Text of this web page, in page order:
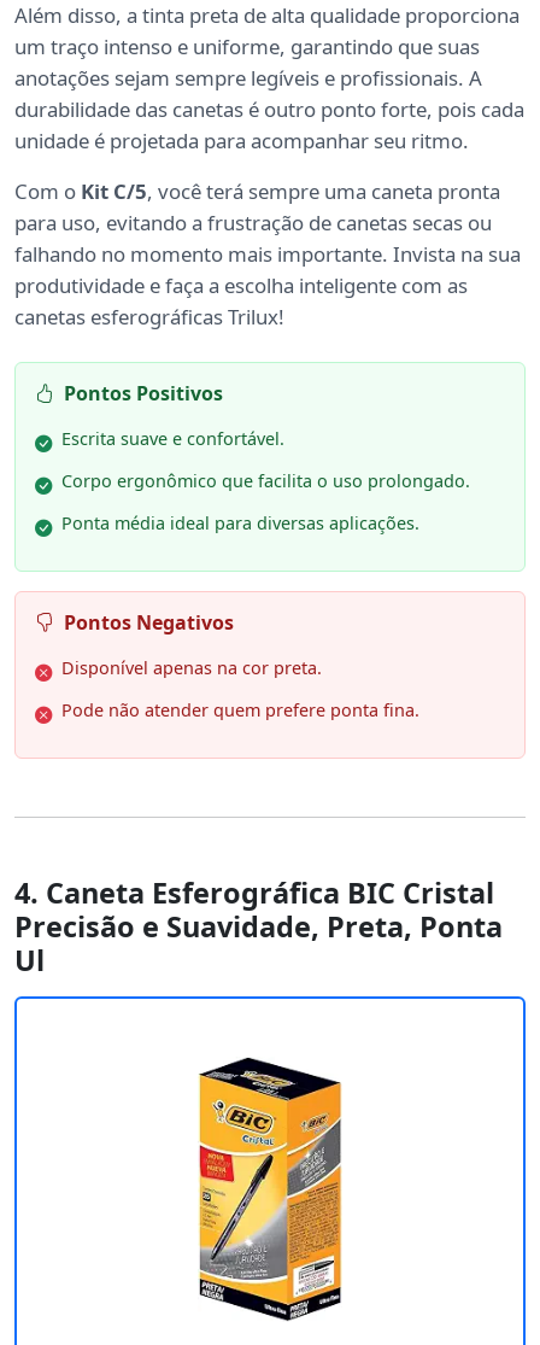
Além disso, a tinta preta de alta qualidade proporciona
um traço intenso e uniforme, garantindo que suas
anotações sejam sempre legíveis e profissionais. A
durabilidade das canetas é outro ponto forte, pois cada
unidade é projetada para acompanhar seu ritmo.
Com o Kit C/5, você terá sempre uma caneta pronta
para uso, evitando a frustração de canetas secas ou
falhando no momento mais importante. Invista na sua
produtividade e faça a escolha inteligente com as
canetas esferográficas Trilux!
Pontos Positivos
Escrita suave e confortável.
Corpo ergonômico que facilita o uso prolongado.
Ponta média ideal para diversas aplicações.
Pontos Negativos
Disponível apenas na cor preta.
Pode não atender quem prefere ponta fina.
4. Caneta Esferográfica BIC Cristal
Precisão e Suavidade, Preta, Ponta
Ul